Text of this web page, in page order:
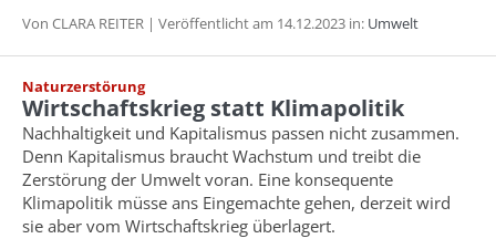
Von CLARA REITER | Veröffentlicht am 14.12.2023 in: Umwelt
Naturzerstörung
Wirtschaftskrieg statt Klimapolitik
Nachhaltigkeit und Kapitalismus passen nicht zusammen.
Denn Kapitalismus braucht Wachstum und treibt die
Zerstörung der Umwelt voran. Eine konsequente
Klimapolitik müsse ans Eingemachte gehen, derzeit wird
sie aber vom Wirtschaftskrieg überlagert.